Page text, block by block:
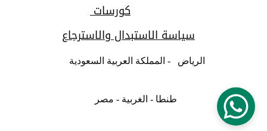
الرياض   - المملكة العربية السعودية
طنطا - الغربية - مصر
سياسة الاستبدال والاسترجاع
كورسات